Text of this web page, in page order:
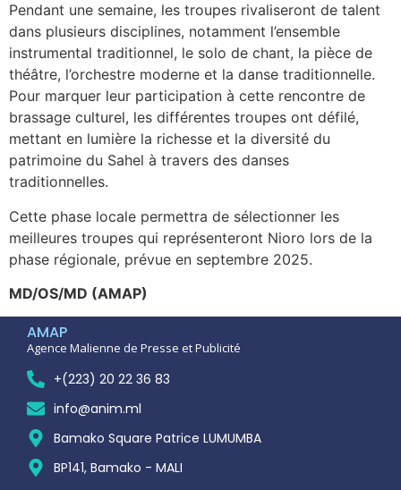
Pendant une semaine, les troupes rivaliseront de talent
dans plusieurs disciplines, notamment l’ensemble
instrumental traditionnel, le solo de chant, la pièce de
théâtre, l’orchestre moderne et la danse traditionnelle.
Pour marquer leur participation à cette rencontre de
brassage culturel, les différentes troupes ont défilé,
mettant en lumière la richesse et la diversité du
patrimoine du Sahel à travers des danses
traditionnelles.
Cette phase locale permettra de sélectionner les
meilleures troupes qui représenteront Nioro lors de la
phase régionale, prévue en septembre 2025.
MD/OS/MD (AMAP)
AMAP
Agence Malienne de Presse et Publicité
+(223) 20 22 36 83
info@anim.ml
Bamako Square Patrice LUMUMBA
BP141, Bamako - MALI